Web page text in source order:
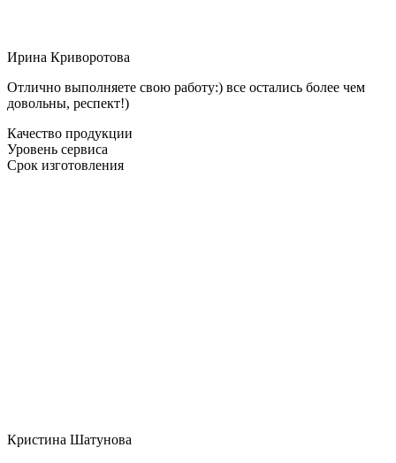
Ирина Криворотова
Отлично выполняете свою работу:) все остались более чем
довольны, респект!)
Качество продукции
Уровень сервиса
Срок изготовления
Кристина Шатунова